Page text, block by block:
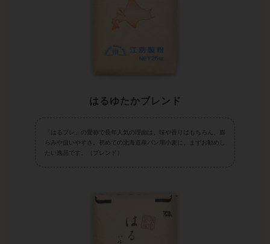
はるゆたかブレンド
「はるブレ」の愛称で長年人気の理由は、味や香りはもちろん、膨
らみや扱いやすさ。初めての北海道産パン用小麦に、まずお勧めし
たい逸品です。（ブレンド）